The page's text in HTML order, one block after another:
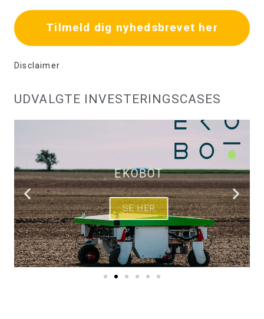
Tilmeld dig nyhedsbrevet her
Disclaimer
UDVALGTE INVESTERINGSCASES
EKOBOT
SE HER